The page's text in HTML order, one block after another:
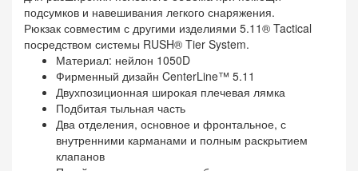
подсумков и навешивания легкого снаряжения.
Рюкзак совместим с другими изделиями 5.11® Tactical
посредством системы RUSH® Tier System.
Материал: нейлон 1050D
Фирменный дизайн CenterLine™ 5.11
Двухпозиционная широкая плечевая лямка
Подбитая тыльная часть
Два отделения, основное и фронтальное, с
внутренними карманами и полным раскрытием
клапанов